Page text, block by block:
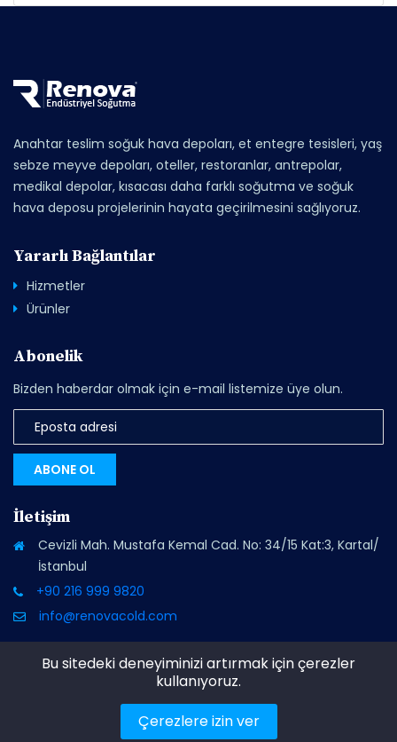
Anahtar teslim soğuk hava depoları, et entegre tesisleri, yaş
sebze meyve depoları, oteller, restoranlar, antrepolar,
medikal depolar, kısacası daha farklı soğutma ve soğuk
hava deposu projelerinin hayata geçirilmesini sağlıyoruz.
Yararlı Bağlantılar
Hizmetler
Ürünler
Abonelik
Bizden haberdar olmak için e-mail listemize üye olun.
ABONE OL
İletişim
Cevizli Mah. Mustafa Kemal Cad. No: 34/15 Kat:3, Kartal/
İstanbul
+90 216 999 9820
info@renovacold.com
© Renova Endüstriyel Soğutma Sistemleri, Tüm hakkı
saklıdır.
Bu sitedeki deneyiminizi artırmak için çerezler
kullanıyoruz.
Çerezlere izin ver